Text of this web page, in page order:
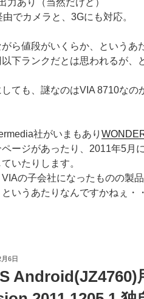
力あり（当然だけど）
でカメラと、3Gにも対応。
ら値段がいくらか、というあ
以下ランクだとは思われるが、
ても、謎なのはVIA 8710なの
社がいまもあり
ージがあったり、2011年5月に
いたりします。
の子会社になったものの製
いうあたりなんですかねぇ・
6日